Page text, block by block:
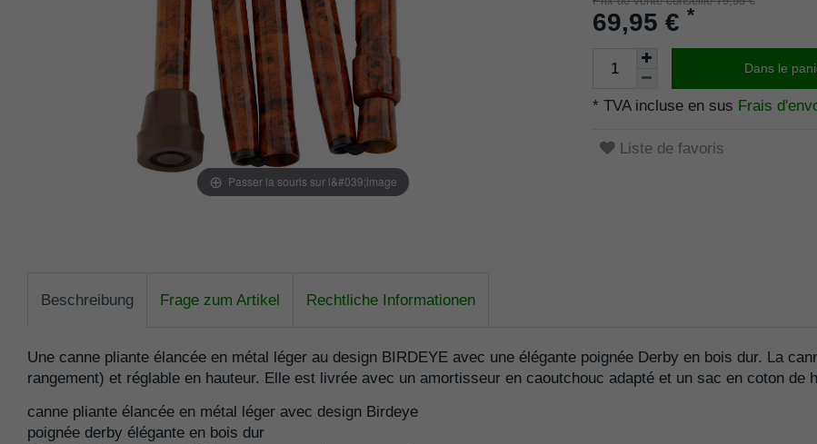
Passer la souris sur l&#039;image
69,95 € *
Dans le
* TVA incluse en sus Frais
Liste de favoris
Beschreibung Frage zum Artikel Rechtliche Informationen
Une canne pliante élancée en métal léger au design BIRDEYE avec une élégante poignée Derby en bois dur. La
rangement) et réglable en hauteur. Elle est livrée avec un amortisseur en caoutchouc adapté et un sac en coton de
canne pliante élancée en métal léger avec design Birdeye
poignée derby élégante en bois dur